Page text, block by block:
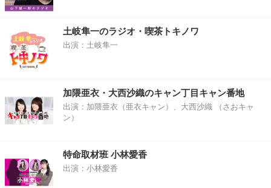
土岐隼一のラジオ・喫茶トキノワ
出演：土岐隼一
加隈亜衣・大西沙織のキャン丁目キャン番地
出演：加隈亜衣（亜衣キャン）、大西沙織 （さおキャ
ン）
特命取材班 小林愛香
出演：小林愛香